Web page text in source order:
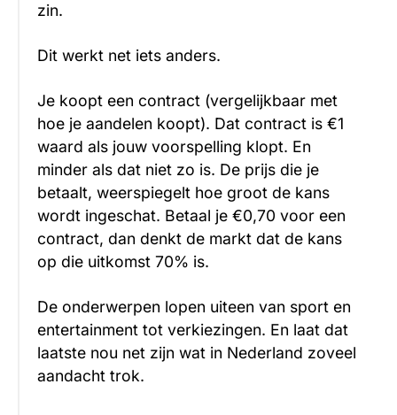
zin.
Dit werkt net iets anders.
Je koopt een contract (vergelijkbaar met
hoe je aandelen koopt). Dat contract is €1
waard als jouw voorspelling klopt. En
minder als dat niet zo is. De prijs die je
betaalt, weerspiegelt hoe groot de kans
wordt ingeschat. Betaal je €0,70 voor een
contract, dan denkt de markt dat de kans
op die uitkomst 70% is.
De onderwerpen lopen uiteen van sport en
entertainment tot verkiezingen. En laat dat
laatste nou net zijn wat in Nederland zoveel
aandacht trok.